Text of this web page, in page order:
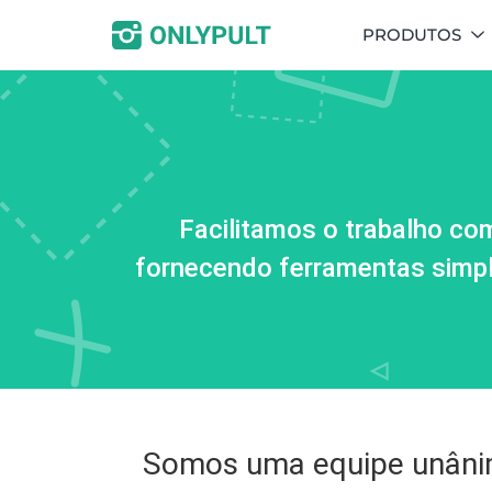
PRODUTOS
Facilitamos o trabalho
fornecendo ferramentas
Somos uma equipe